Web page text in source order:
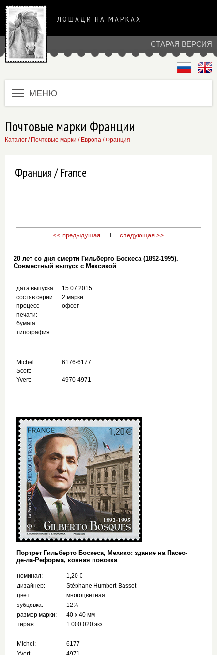
СТАРАЯ ВЕРСИЯ
ЛОШАДИ НА МАРКАХ
МЕНЮ
Почтовые марки Франции
Каталог / Почтовые марки / Европа /Франция
Франция / France
<< предыдущая следующая >>
20 лет со дня смерти Гильберто Боскеса (1892-1995).
Совместный выпуск с Мексикой
дата выпуска:
состав серии:
процесс
печати:
бумага:
типография:
15.07.2015
2 марки
офсет
Michel:
Scott:
Yvert:
6176-6177
4970-4971
Портрет Гильберто Боскеса, Мехико: здание на Пасео-
де-ла-Реформа, конная повозка
номинал:
1,20 €
дизайнер:
Stéphane Humbert-Basset
цвет:
многоцветная
зубцовка:
12¾
размер марки:
40 x 40 мм
тираж:
1 000 020 экз.
Michel:
6177
Yvert:
4971